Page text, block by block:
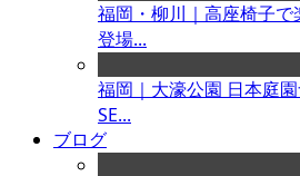
福岡・柳川｜高座椅子
登場...
福岡｜大濠公園 日本庭
SE...
ブログ